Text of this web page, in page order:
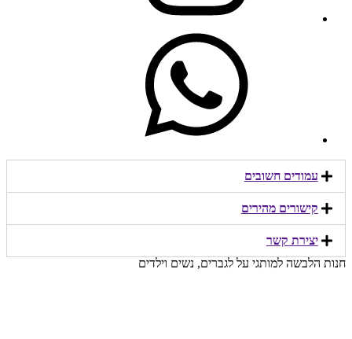
עמודים חשובים
קישורים מהירים​
יצירת קשר​
חנות הלבשה למותגי על לגברים, נשים וילדים